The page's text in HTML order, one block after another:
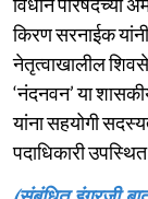
किरण सरनाईक
नेतृत्वाखालील
‘नंदनवन’ या
यांना सहयोगी
पदाधिकारी